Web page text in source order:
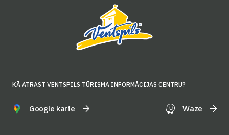
KĀ ATRAST VENTSPILS TŪRISMA INFORMĀCIJAS CENTRU?
Google karte Waze